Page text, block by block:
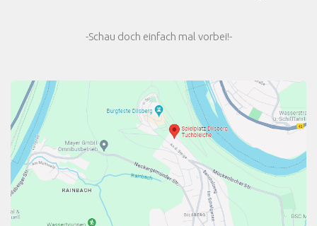
-Schau doch einfach mal vorbei!-